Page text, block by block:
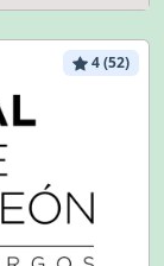
4 (52)